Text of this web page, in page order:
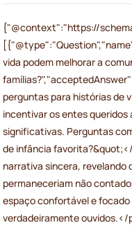
{"@context":"https://
vida podem melhorar a
perguntas para histórias de
incentivar os entes
significativas. Perguntas
de infância
narrativa sincera, revelando
permaneceriam não
espaço confortável e
verdadeiramente